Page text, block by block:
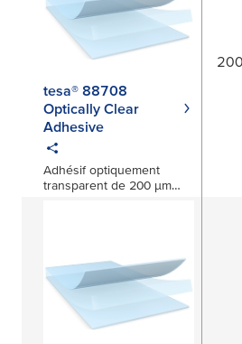
tesa® 88708
Optically Clear
Adhesive
Adhésif optiquement
transparent de 200 μm